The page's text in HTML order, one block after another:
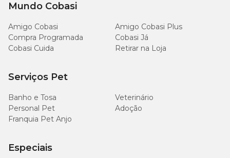
Mundo Cobasi
Amigo Cobasi
Amigo Cobasi Plus
Compra Programada
Cobasi Já
Cobasi Cuida
Retirar na Loja
Serviços Pet
Banho e Tosa
Veterinário
Personal Pet
Adoção
Franquia Pet Anjo
Especiais